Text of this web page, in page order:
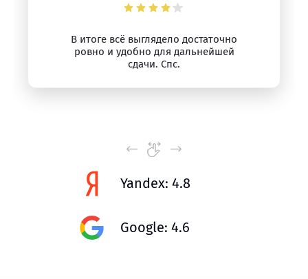
В итоге всё выглядело достаточно
ровно и удобно для дальнейшей
сдачи. Спс.
Yandex: 4.8
Google: 4.6